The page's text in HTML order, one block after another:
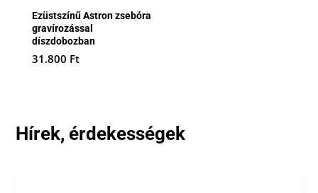
Ezüstszínű Astron zsebóra
gravírozással
díszdobozban
31.800 Ft
Hírek, érdekességek